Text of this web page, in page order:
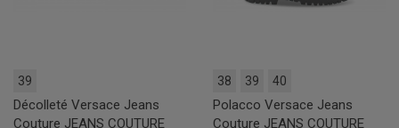
39
Décolleté Versace Jeans
Couture JEANS COUTURE
38 39 40
Polacco Versace Jeans
Couture JEANS COUTURE